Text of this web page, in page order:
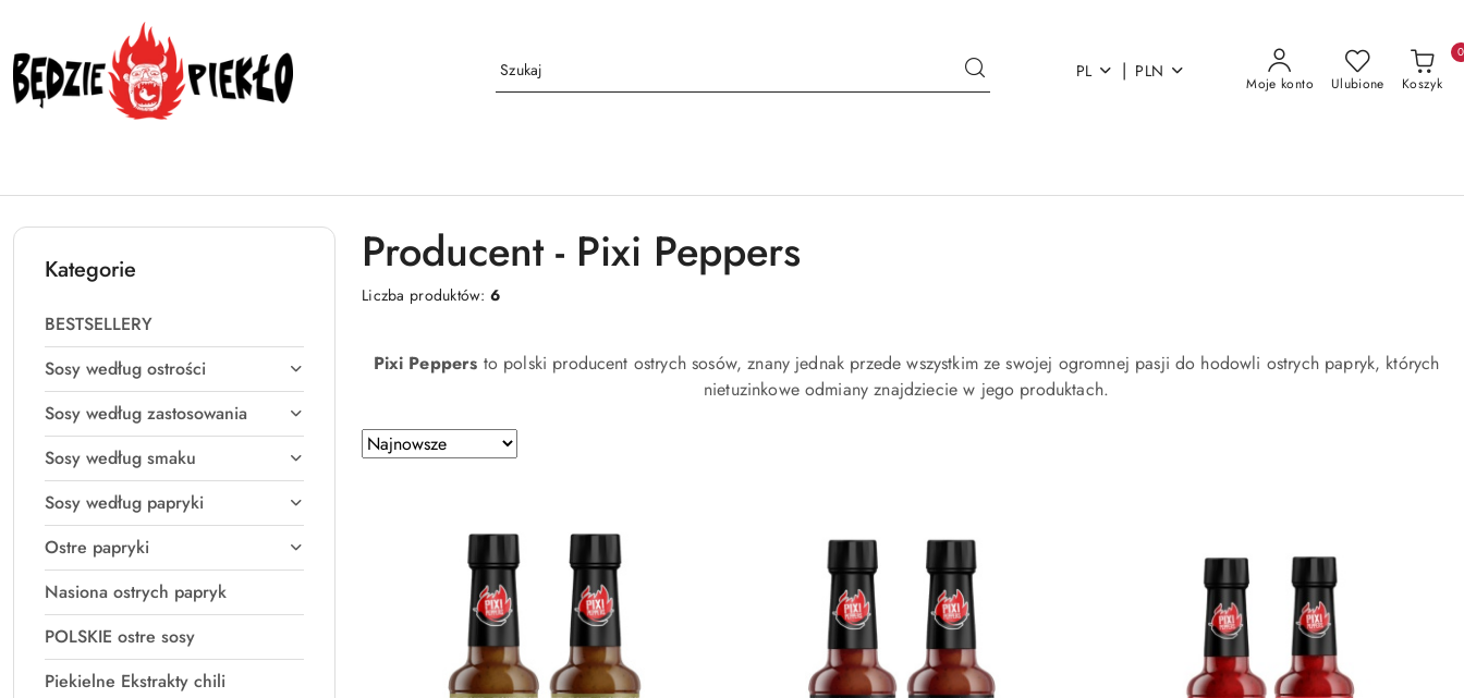
Przejdź do treści głównej
Przejdź do wyszukiwarki
Przejdź do moje konto
Przejdź do menu głównego
Przejdź do stopki
PL | PLN
Moje konto Ulubione Koszyk
0
Kategorie
BESTSELLERY
Sosy według ostrości
Sosy według zastosowania
Sosy według smaku
Sosy według papryki
Ostre papryki
Nasiona ostrych papryk
POLSKIE ostre sosy
Piekielne Ekstrakty chili
Producent - Pixi Peppers
Liczba produktów:6
Pixi Peppers to polski producent ostrych sosów, znany jednak przede wszystkim ze swojej ogromnej pasji do hodowli ostrych papryk, których
nietuzinkowe odmiany znajdziecie w jego produktach.
Zastosowano
sortowanie:
Sortuj
według